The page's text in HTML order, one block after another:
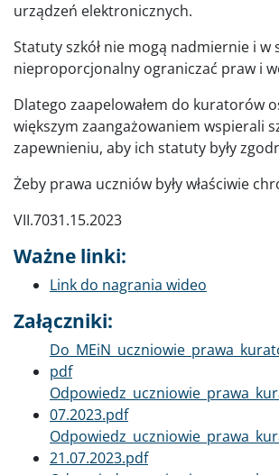
urządzeń elektronicznych.
Statuty szkół nie mogą nadmiernie i w
nieproporcjonalny ograniczać praw i
Dlatego zaapelowałem do kuratorów
większym zaangażowaniem wspierali
zapewnieniu, aby ich statuty były
Żeby prawa uczniów były właściwie
VII.7031.15.2023
Ważne linki:
Link do nagrania wideo
Załączniki:
Dokument
pdf
Dokument
07.2023.pdf
Dokument
21.07.2023.pdf